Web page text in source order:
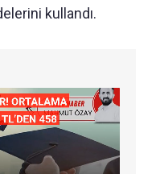
kullandı.